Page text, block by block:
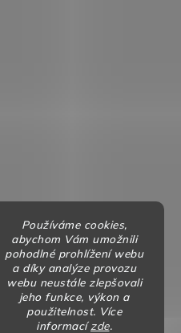
Používáme cookies,
abychom Vám umožnili
pohodlné prohlížení webu
a díky analýze provozu
webu neustále zlepšovali
jeho funkce, výkon a
použitelnost. Více
informacízde.